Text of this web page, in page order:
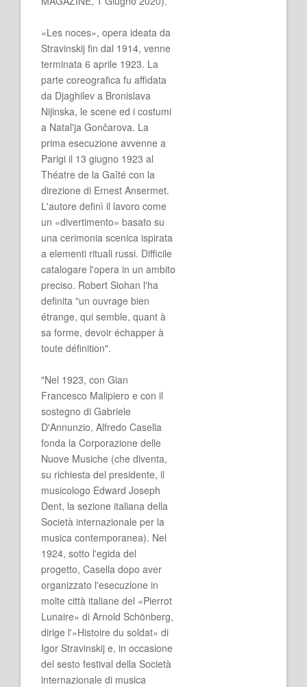
«Les noces», opera ideata da
Stravinskij fin dal 1914, venne
terminata 6 aprile 1923. La
parte coreografica fu affidata
da Djaghilev a Bronislava
Nijinska, le scene ed i costumi
a Natal'ja Gončarova. La
prima esecuzione avvenne a
Parigi il 13 giugno 1923 al
Théatre de la Gaîté con la
direzione di Ernest Ansermet.
L'autore definì il lavoro come
un «divertimento» basato su
una cerimonia scenica ispirata
a elementi rituali russi. Difficile
catalogare l'opera in un ambito
preciso. Robert Siohan l'ha
definita "un ouvrage bien
étrange, qui semble, quant à
sa forme, devoir échapper à
toute définition".
"Nel 1923, con Gian
Francesco Malipiero e con il
sostegno di Gabriele
D'Annunzio, Alfredo Casella
fonda la Corporazione delle
Nuove Musiche (che diventa,
su richiesta del presidente, il
musicologo Edward Joseph
Dent, la sezione italiana della
Società internazionale per la
musica contemporanea). Nel
1924, sotto l'egida del
progetto, Casella dopo aver
organizzato l'esecuzione in
molte città italiane del «Pierrot
Lunaire» di Arnold Schönberg,
dirige l'»Histoire du soldat» di
Igor Stravinskij e, in occasione
del sesto festival della Società
internazionale di musica